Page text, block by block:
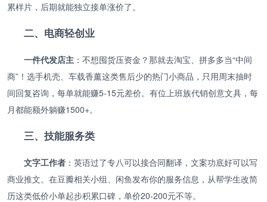
累样片，后期就能独立接单涨价了。
二、电商轻创业
一件代发店主 ：不想囤货压资金？那就去淘宝、拼多多当“中间
商”！选手机壳、车载香薰这类售后少的热门小商品，只用周末抽时
间回复咨询，每单就能赚5-15元差价。有位上班族代销创意文具，每
月都能额外躺赚1500+。
三、技能服务类
文字工作者 ：英语过了专八可以接合同翻译，文案功底好可以写
商业推文。在豆瓣相关小组、闲鱼发布你的服务信息，从帮学生改简
历这类低价小单起步积累口碑，单价20-200元不等。